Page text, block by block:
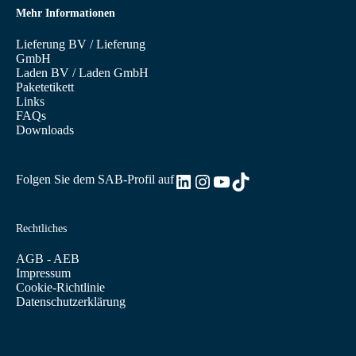
Mehr Informationen
Lieferung BV /Lieferung
GmbH
Laden BV /Laden GmbH
Paketetikett
Links
FAQs
Downloads
Rechtliches
AGB - AEB
Impressum
Cookie-Richtlinie
Datenschutzerklärung
Folgen Sie dem SAB-Profil aufLinkedIn
Instagram
YouTube
TikTok